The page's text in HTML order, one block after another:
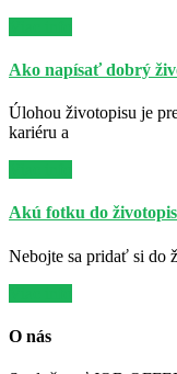
Ako napísať dobrý
Úlohou životopisu je
kariéru a
Akú fotku do
Nebojte sa pridať si do
O nás